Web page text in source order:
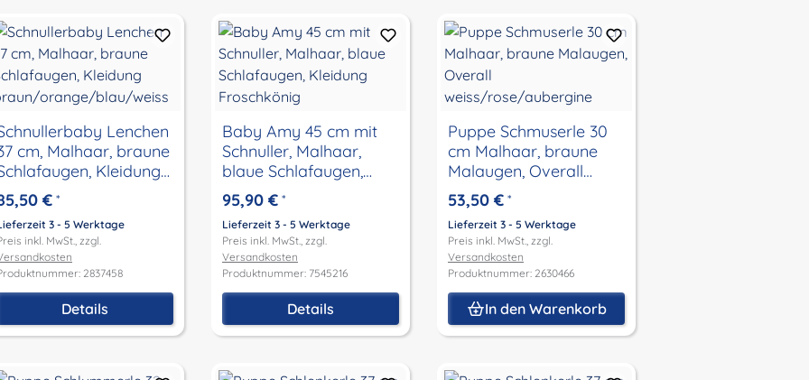
Lenchen
cm, Malhaar, braune
Kleidung
orange/blau/we
€ *
3 - 5 Werktage
inkl. MwSt., zzgl.
2837458
Details
Baby Amy 45 cm mit
Schnuller, Malhaar,
blaue Schlafaugen,
Kleidung Froschkönig
95,90 € *
Lieferzeit 3 - 5 Werktage
Preis inkl. MwSt., zzgl.
Versandkosten
Produktnummer: 7545216
Details
Puppe Schmuserle 30
cm Malhaar, braune
Malaugen, Overall
weiss/rose/aubergine
53,50 € *
Lieferzeit 3 - 5 Werktage
Preis inkl. MwSt., zzgl.
Versandkosten
Produktnummer: 2630466
In den Warenkorb